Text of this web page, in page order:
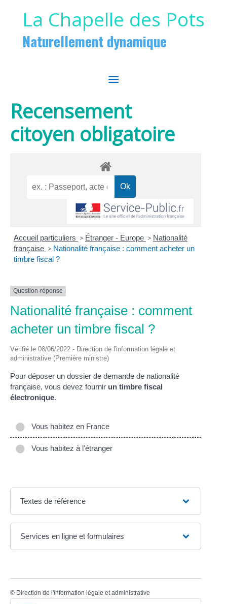
La Chapelle des Pots
Naturellement dynamique
MENU
PRINCIPAL
Recensement
citoyen obligatoire
Accueil particuliers > Étranger - Europe > Nationalité
française > Nationalité française : comment acheter un
timbre fiscal ?
Question-réponse
Nationalité française : comment
acheter un timbre fiscal ?
Vérifié le 08/06/2022 - Direction de l'information légale et
administrative (Première ministre)
Pour déposer un dossier de demande de nationalité
française, vous devez fournir un timbre fiscal
électronique.
Vous habitez en France
Vous habitez à l'étranger
Textes de référence
Services en ligne et formulaires
© Direction de l'information légale et administrative